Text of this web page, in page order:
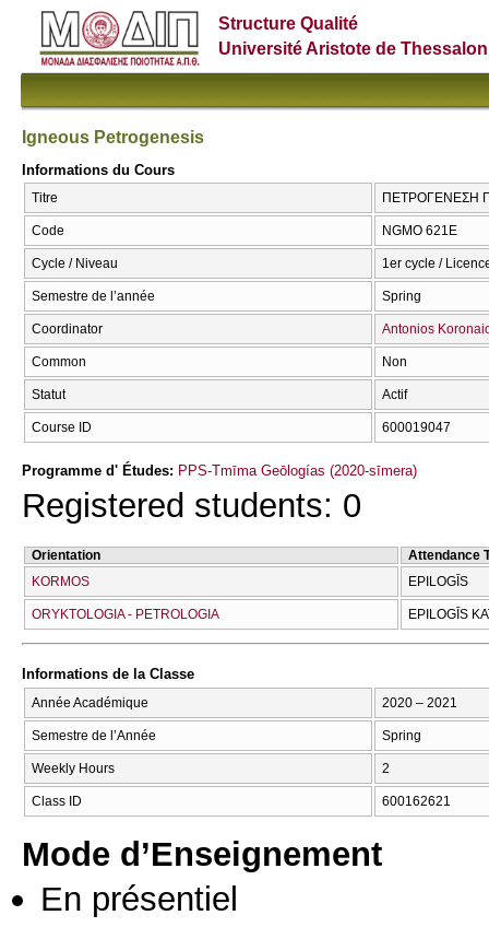
Structure Qualité
Université Aristote de
Igneous Petrogenesis
Informations du Cours
Titre ΠΕΤΡΟΓΕΝΕΣΗ
Code NGMO 621E
Cycle / Niveau 1er cycle /
Semestre de l’année Spring
Coordinator Antonios
Common Non
Statut Actif
Course ID 600019047
Programme d' Études: PPS-Tmīma Geōlogías (2020-sīmera)
Registered students: 0
Orientation
Attendance
KORMOS
EPILOGĪS
ORYKTOLOGIA - PETROLOGIA EPILOGĪS
Informations de la Classe
Année Académique 2020 – 2021
Semestre de l’Année Spring
Weekly Hours 2
Class ID 600162621
Mode d’Enseignement
En présentiel